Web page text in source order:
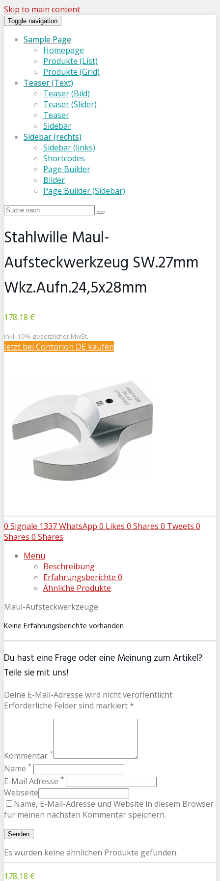
Skip to main content
Toggle navigation
Sample Page
Homepage
Produkte (List)
Produkte (Grid)
Teaser (Text)
Teaser (Bild)
Teaser (Slider)
Teaser
Sidebar
Sidebar (rechts)
Sidebar (links)
Shortcodes
Page Builder
Bilder
Page Builder (Sidebar)
Stahlwille Maul-
Aufsteckwerkzeug SW.27mm
Wkz.Aufn.24,5x28mm
178,18 €
inkl. 19% gesetzlicher MwSt.
Jetzt bei Contorion DE kaufen
0 Signale 1337WhatsApp 0 Likes 0 Shares 0 Tweets 0
Shares 0 Shares
Menu
Beschreibung
Erfahrungsberichte 0
Ähnliche Produkte
Maul-Aufsteckwerkzeuge
Keine Erfahrungsberichte vorhanden
Du hast eine Frage oder eine Meinung zum Artikel?
Teile sie mit uns!
Deine E-Mail-Adresse wird nicht veröffentlicht.
Erforderliche Felder sind markiert *
Kommentar *
Name *
E-Mail Adresse *
Webseite
Name, E-Mail-Adresse und Website in diesem Browser
für meinen nächsten Kommentar speichern.
Es wurden keine ähnlichen Produkte gefunden.
178,18 €